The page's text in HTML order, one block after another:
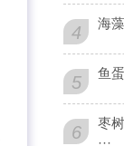
4 海
5 鱼
6
枣
···